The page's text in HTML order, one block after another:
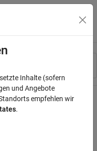
Inhalte (sofern
und Angebote
empfehlen wir
.